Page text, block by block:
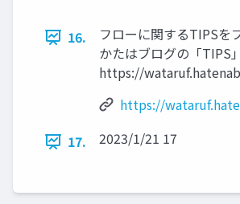
16.
フローに関するTIPSを
かたはブログの「TIPS
https://
https://
17.
2023/1/21 17